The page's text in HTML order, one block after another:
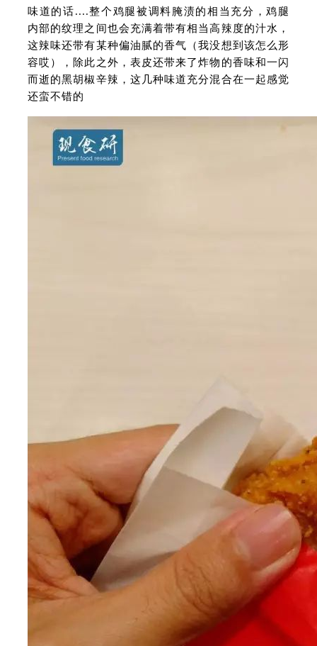
味道的话....整个鸡腿被调料腌渍的相当充分，鸡腿
内部的纹理之间也会充满着带有相当高辣度的汁水，
这辣味还带有某种偏油腻的香气（我没想到该怎么形
容哎），除此之外，表皮还带来了炸物的香味和一闪
而逝的黑胡椒辛辣，这几种味道充分混合在一起感觉
还蛮不错的